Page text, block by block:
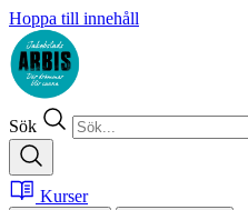
Hoppa till innehåll
Sök
Kurser